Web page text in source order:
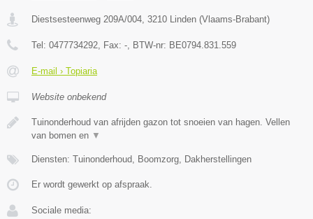
Diestsesteenweg 209A/004, 3210 Linden (Vlaams-Brabant)
Tel: 0477734292, Fax: -, BTW-nr: BE0794.831.559
E-mail › Topiaria
Website onbekend
Tuinonderhoud van afrijden gazon tot snoeien van hagen. Vellen
van bomen en ▼
Diensten: Tuinonderhoud, Boomzorg, Dakherstellingen
Er wordt gewerkt op afspraak.
Sociale media: